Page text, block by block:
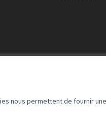
nous permettent de fournir une